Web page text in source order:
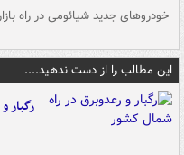
خودروهای جدید شیائومی در راه
این مطالب را از دست ندهید....
رگبار